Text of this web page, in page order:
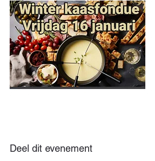
Deel dit evenement